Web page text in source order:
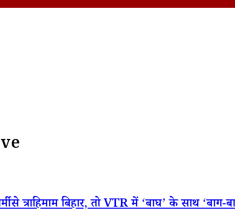
बिहार, तो VTR में ‘बाघ’ के साथ ‘बाग-